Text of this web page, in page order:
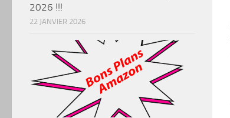
2026 !!!
22 JANVIER 2026